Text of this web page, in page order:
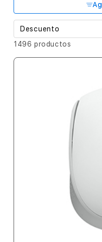
1496 productos